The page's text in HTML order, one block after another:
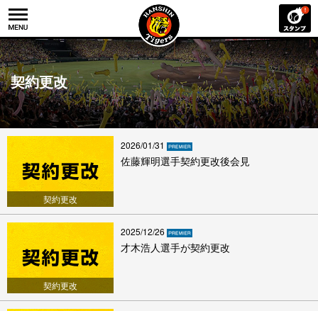
契約更改
契約更改
2026/01/31
佐藤輝明選手契約更改後会見
契約更改
2025/12/26
才木浩人選手が契約更改